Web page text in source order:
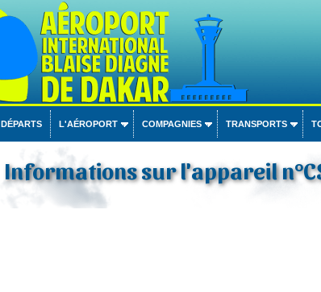
DÉPARTS L'AÉROPORT COMPAGNIES TRANSPORTS
Informations sur l'appareil